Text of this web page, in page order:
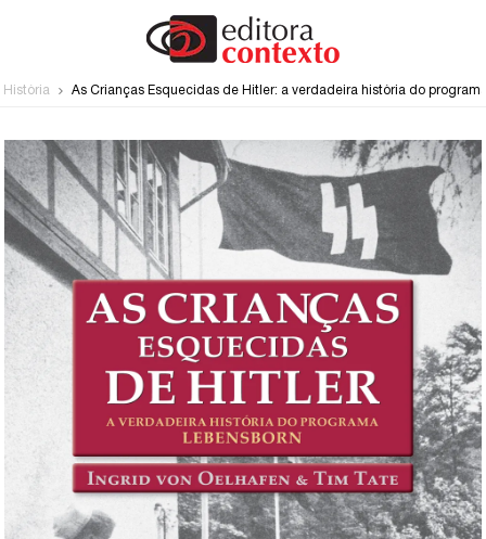
História As Crianças Esquecidas de Hitler: a verdadeira história do